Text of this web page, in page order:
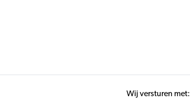
Wij versturen met: